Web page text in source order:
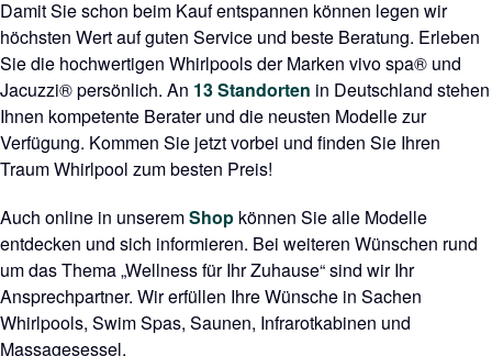
Damit Sie schon beim Kauf entspannen können legen wir
höchsten Wert auf guten Service und beste Beratung. Erleben
Sie die hochwertigen Whirlpools der Marken vivo spa® und
Jacuzzi® persönlich. An 13 Standorten in Deutschland stehen
Ihnen kompetente Berater und die neusten Modelle zur
Verfügung. Kommen Sie jetzt vorbei und finden Sie Ihren
Traum Whirlpool zum besten Preis!
Auch online in unseremShop können Sie alle Modelle
entdecken und sich informieren. Bei weiteren Wünschen rund
um das Thema „Wellness für Ihr Zuhause“ sind wir Ihr
Ansprechpartner. Wir erfüllen Ihre Wünsche in Sachen
Whirlpools, Swim Spas, Saunen, Infrarotkabinen und
Massagesessel.